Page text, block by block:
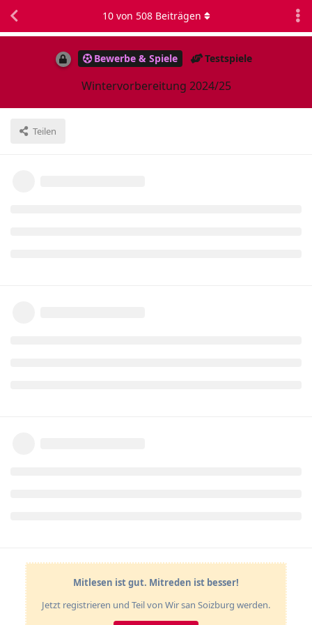
Bewerbe & Spiele Testspiele
Wintervorbereitung 2024/25
Teilen
10von 508Beiträgen
Mitlesen ist gut. Mitreden ist besser!
Jetzt registrieren und Teil von Wir san Soizburg werden.